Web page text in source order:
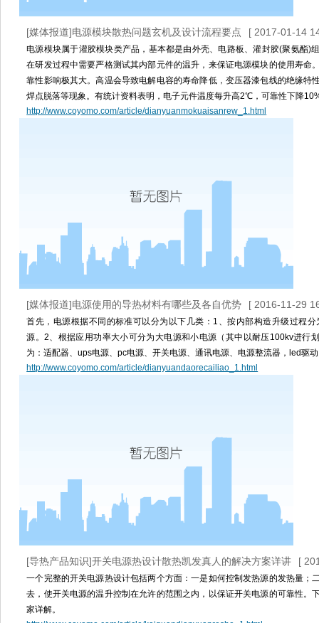
[媒体报道]电源模块散热问题玄机及设计流程要点 [ 2017-01-14
电源模块属于灌胶模块类产品，基本都是由外壳、电路板、灌封胶(聚氨酯)
在研发过程中需要严格测试其内部元件的温升，来保证电源模块的使用寿命
靠性影响极其大。高温会导致电解电容的寿命降低，变压器漆包线的绝缘特
焊点脱落等现象。有统计资料表明，电子元件温度每升高2℃，可靠性下降
http://www.coyomo.com/article/dianyuanmokuaisanrew_1.html
[媒体报道]电源使用的导热材料有哪些及各自优势 [ 2016-11-29
首先，电源根据不同的标准可以分为以下几类：1、按内部构造升级过程
源。2、根据应用功率大小可分为大电源和小电源（其中以耐压100kv进行
为：适配器、ups电源、pc电源、开关电源、通讯电源、电源整流器，led驱
http://www.coyomo.com/article/dianyuandaorecailiao_1.html
[导热产品知识]开关电源热设计散热凯发真人的解决方案详讲 [
一个完整的开关电源热设计包括两个方面：一是如何控制发热源的发热量；
去，使开关电源的温升控制在允许的范围之内，以保证开关电源的可靠性。
家详解。